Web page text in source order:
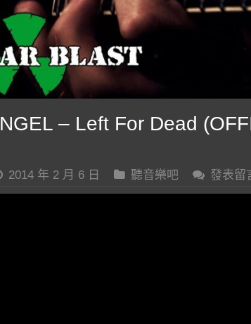
– Left For Dead
2014 年 2 月 6 日 聽音樂吧 發表留